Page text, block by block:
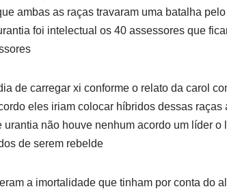
ambas as raças travaram uma batalha
foi intelectual os 40 assessores que
de carregar xi conforme o relato da carol
eles iriam colocar híbridos dessas raças
não houve nenhum acordo um líder o
de serem rebelde
a imortalidade que tinham por conta do